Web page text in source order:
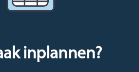
inplannen?